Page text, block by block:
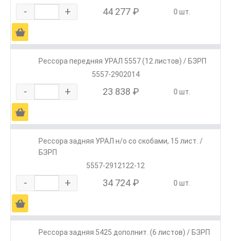
- + 44 277 ₽ 0 шт.
Ä
Рессора передняя УРАЛ 5557 (12 листов) / БЗРП
5557-2902014
- + 23 838 ₽ 0 шт.
Ä
Рессора задняя УРАЛ н/о со скобами, 15 лист. /
БЗРП
5557-2912122-12
- + 34 724 ₽ 0 шт.
Ä
Рессора задняя 5425 дополнит. (6 листов) / БЗРП